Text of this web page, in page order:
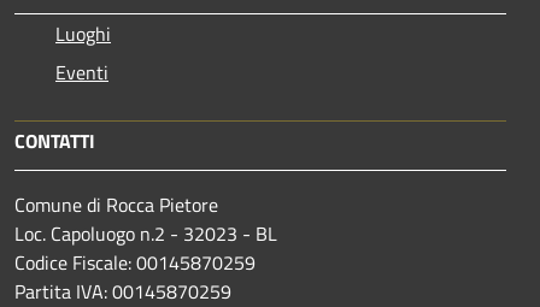
Luoghi
Eventi
CONTATTI
Comune di Rocca Pietore
Loc. Capoluogo n.2 - 32023 - BL
Codice Fiscale: 00145870259
Partita IVA: 00145870259